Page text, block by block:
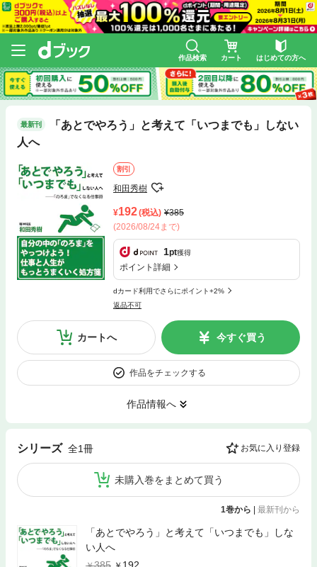
作品検索 カート はじめての方へ
最新刊
「あとでやろう」と考えて「いつまでも」しない
人へ
割引
和田秀樹
192(税込)
385
(2026/08/24まで)
1pt獲得
ポイント詳細
dカード利用でさらにポイント+2%
返品不可
カートへ 今すぐ買う
作品をチェックする
作品情報へ
シリーズ 全1冊 お気に入り登録
未購入巻をまとめて買う
1巻から 最新刊から
「あとでやろう」と考えて「いつまでも」しな
い人へ